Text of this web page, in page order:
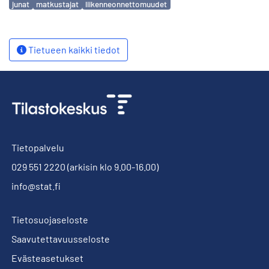
junat matkustajat liikenneonnettomuudet
Tietueen kaikki tiedot
Tietopalvelu
029 551 2220 (arkisin klo 9.00-16.00)
info@stat.fi
Tietosuojaseloste
Saavutettavuusseloste
Evästeasetukset